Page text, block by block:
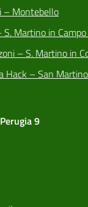
– Montebello
Martino in
– S. Martino in
Hack – San
9